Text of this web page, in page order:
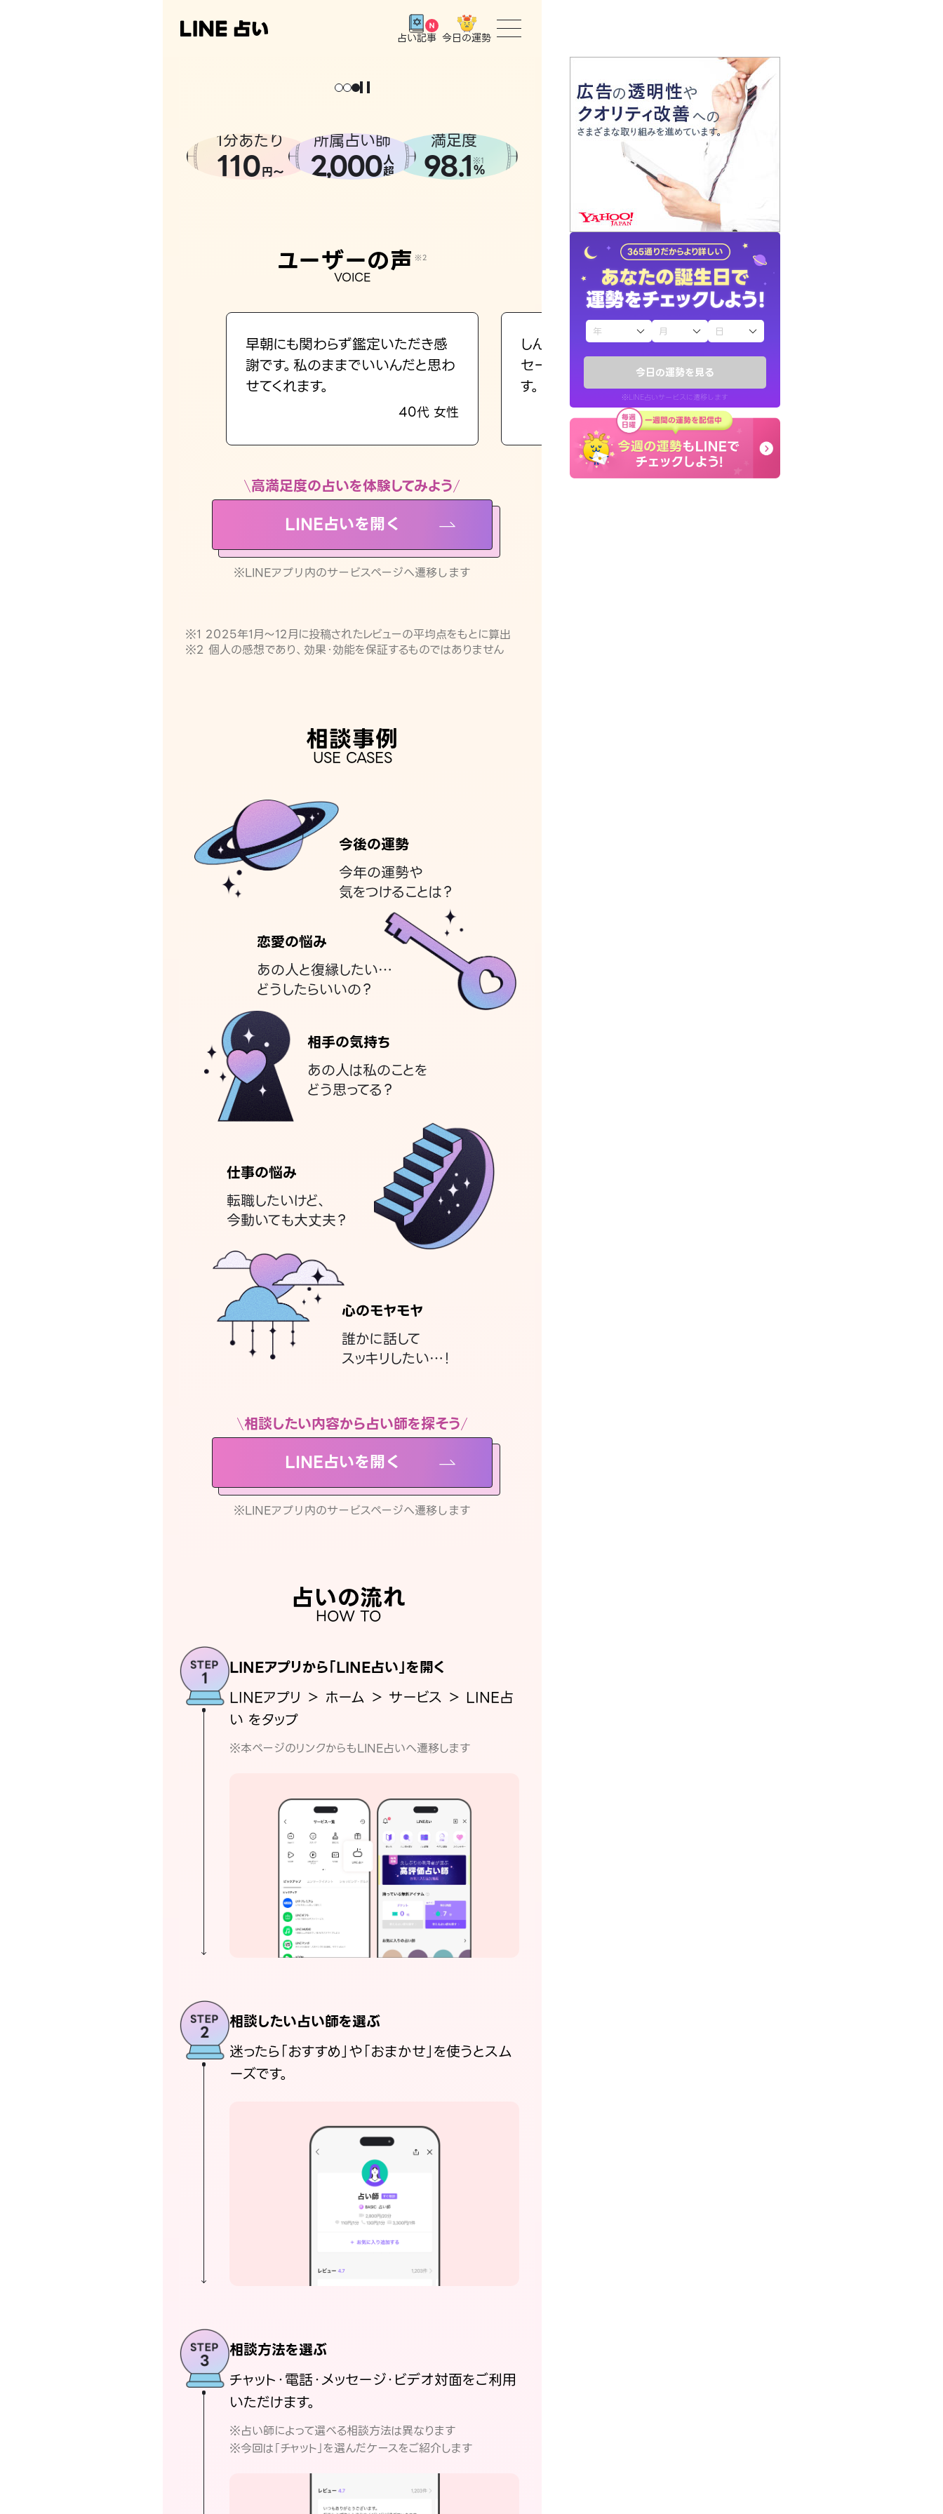
今日の運勢を見る
※LINE占いサービスに遷移します
占い記事 今日の運勢
トップ
ユーザーの声
占いの流れ
おすすめの占い師
よくある質問
えもじの子（占）12星座占い
お知らせ
1分あたり
110円〜
所属占い師
2,000人
超
満足度
98.1 ※1
%
ユーザーの声 ※2
VOICE
早朝にも関わらず鑑定いただき感
謝です。私のままでいいんだと思わ
せてくれます。
40代 女性
しんどくなってましたが、先生のメッ
セージを読み返してお守りにしてま
す。
40代 女性
高満足度の占いを体験してみよう
LINE占いを開く
※LINEアプリ内のサービスページへ遷移します
※1 2025年1月〜12月に投稿されたレビューの平均点をもとに算出
※2 個人の感想であり、効果・効能を保証するものではありません
相談事例
USE CASES
今後の運勢
今年の運勢や
気をつけることは？
恋愛の悩み
あの人と復縁したい…
どうしたらいいの？
相手の気持ち
あの人は私のことを
どう思ってる？
仕事の悩み
転職したいけど、
今動いても大丈夫？
心のモヤモヤ
誰かに話して
スッキリしたい…！
相談したい内容から占い師を探そう
LINE占いを開く
※LINEアプリ内のサービスページへ遷移します
占いの流れ
HOW TO
LINEアプリから「LINE占い」を開く
LINEアプリ ＞ ホーム ＞ サービス ＞ LINE占
い をタップ
※本ページのリンクからもLINE占いへ遷移します
相談したい占い師を選ぶ
迷ったら「おすすめ」や「おまかせ」を使うとスム
ーズです。
相談方法を選ぶ
チャット・電話・メッセージ・ビデオ対面をご利用
いただけます。
※占い師によって選べる相談方法は異なります
※今回は「チャット」を選んだケースをご紹介します